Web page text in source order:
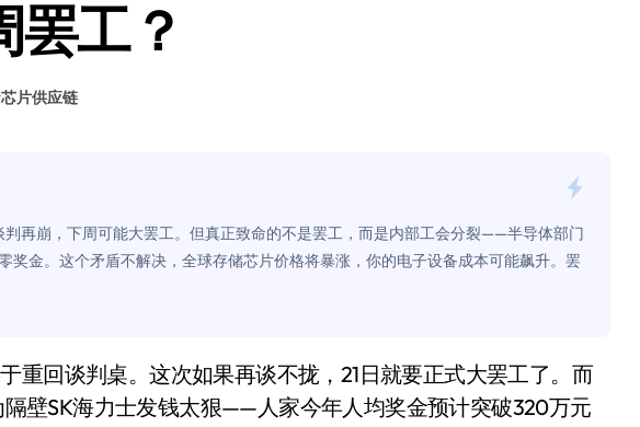
倍 三星把最新存储技术给了AI
充电了！老司机教你3招真·快充
看蜘蛛侠？”车主怒了：车内不是广告屏！
？详解exFAT和NTFS的终极对决
罢工？
芯片供应链
再崩，下周可能大罢工。但真正致命的不是罢工，而是内部工会分裂——半导体部门
奖金。这个矛盾不解决，全球存储芯片价格将暴涨，你的电子设备成本可能飙升。罢
壁SK海力士发钱太狠——人家今年人均奖金预计突破320万元